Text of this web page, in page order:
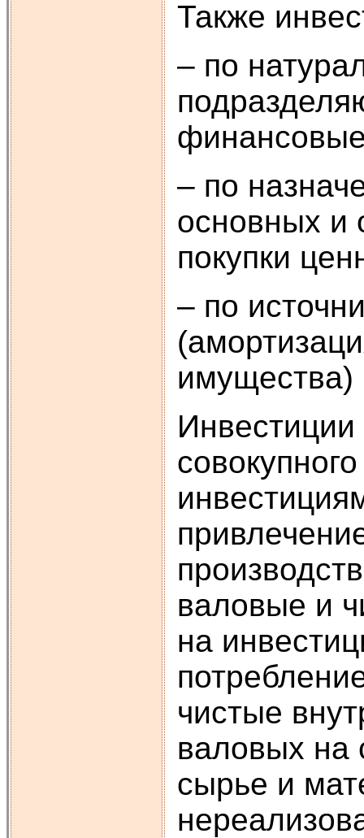
Также
– по
– по
основных и
покупки
– по
имущества)
валовые и
на
чистые
валовых на
сырье и